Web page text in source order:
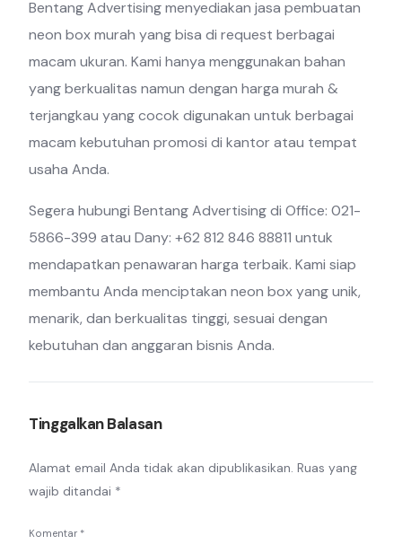
Bentang Advertising menyediakan jasa pembuatan
neon box murah yang bisa di request berbagai
macam ukuran. Kami hanya menggunakan bahan
yang berkualitas namun dengan harga murah &
terjangkau yang cocok digunakan untuk berbagai
macam kebutuhan promosi di kantor atau tempat
usaha Anda.
Segera hubungi Bentang Advertising di Office: 021-
5866-399 atau Dany: +62 812 846 88811 untuk
mendapatkan penawaran harga terbaik. Kami siap
membantu Anda menciptakan neon box yang unik,
menarik, dan berkualitas tinggi, sesuai dengan
kebutuhan dan anggaran bisnis Anda.
Tinggalkan Balasan
Alamat email Anda tidak akan dipublikasikan. Ruas yang
wajib ditandai *
Komentar *